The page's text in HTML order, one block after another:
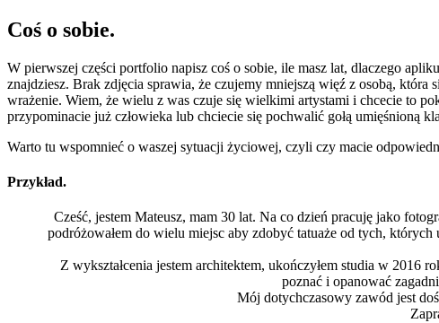
Coś o sobie.
W pierwszej części portfolio napisz coś o sobie, ile masz lat, dlaczego
znajdziesz. Brak zdjęcia sprawia, że czujemy mniejszą więź z osobą,
wrażenie. Wiem, że wielu z was czuje się wielkimi artystami i chcecie to
przypominacie już człowieka lub chciecie się pochwalić gołą umięśnioną
Warto tu wspomnieć o waszej sytuacji życiowej, czyli czy macie
Przykład.
Cześć, jestem Mateusz, mam 30 lat. Na co dzień pracuję jako
podróżowałem do wielu miejsc aby zdobyć tatuaże od tych,
Z wykształcenia jestem architektem, ukończyłem studia w 2016
poznać i opanować
Mój dotychczasowy zawód jest